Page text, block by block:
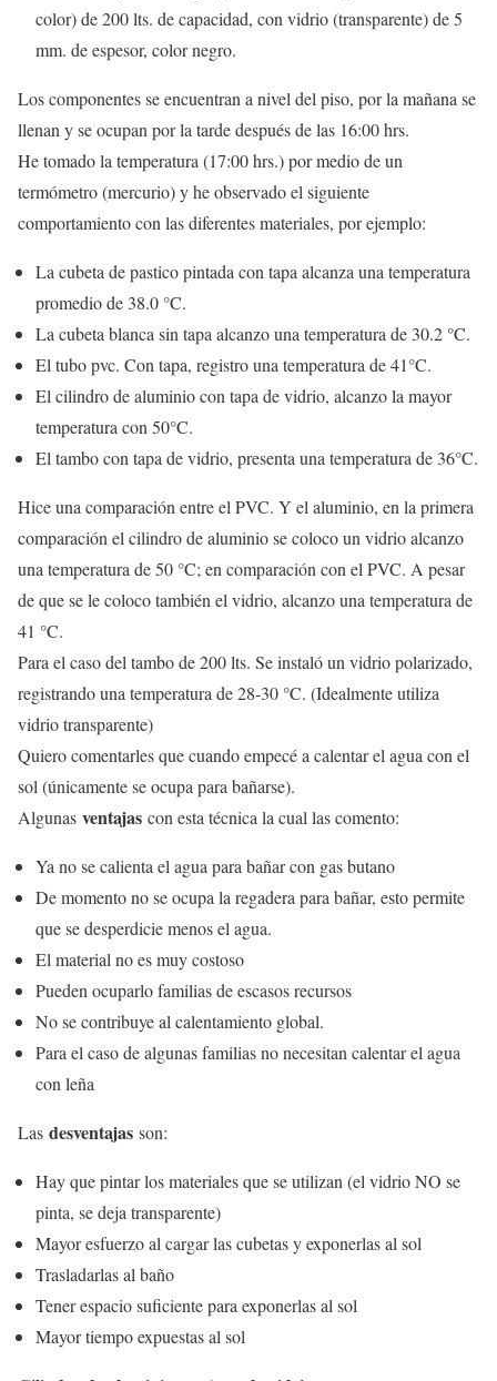
color) de 200 lts. de capacidad, con vidrio (transparente) de 5
mm. de espesor, color negro.
Los componentes se encuentran a nivel del piso, por la mañana se
llenan y se ocupan por la tarde después de las 16:00 hrs.
He tomado la temperatura (17:00 hrs.) por medio de un
termómetro (mercurio) y he observado el siguiente
comportamiento con las diferentes materiales, por ejemplo:
La cubeta de pastico pintada con tapa alcanza una temperatura
promedio de 38.0 °C.
La cubeta blanca sin tapa alcanzo una temperatura de 30.2 °C.
El tubo pvc. Con tapa, registro una temperatura de 41°C.
El cilindro de aluminio con tapa de vidrio, alcanzo la mayor
temperatura con 50°C.
El tambo con tapa de vidrio, presenta una temperatura de 36°C.
Hice una comparación entre el PVC. Y el aluminio, en la primera
comparación el cilindro de aluminio se coloco un vidrio alcanzo
una temperatura de 50 °C; en comparación con el PVC. A pesar
de que se le coloco también el vidrio, alcanzo una temperatura de
41 °C.
Para el caso del tambo de 200 lts. Se instaló un vidrio polarizado,
registrando una temperatura de 28-30 °C. (Idealmente utiliza
vidrio transparente)
Quiero comentarles que cuando empecé a calentar el agua con el
sol (únicamente se ocupa para bañarse).
Algunas ventajas con esta técnica la cual las comento:
Ya no se calienta el agua para bañar con gas butano
De momento no se ocupa la regadera para bañar, esto permite
que se desperdicie menos el agua.
El material no es muy costoso
Pueden ocuparlo familias de escasos recursos
No se contribuye al calentamiento global.
Para el caso de algunas familias no necesitan calentar el agua
con leña
Las desventajas son:
Hay que pintar los materiales que se utilizan (el vidrio NO se
pinta, se deja transparente)
Mayor esfuerzo al cargar las cubetas y exponerlas al sol
Trasladarlas al baño
Tener espacio suficiente para exponerlas al sol
Mayor tiempo expuestas al sol